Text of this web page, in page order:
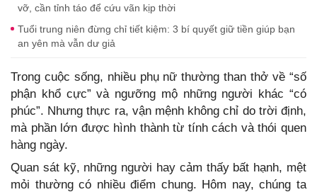
vỡ, cần tỉnh táo để cứu vãn kịp thời
Tuổi trung niên đừng chỉ tiết kiệm: 3 bí quyết giữ tiền giúp bạn
an yên mà vẫn dư giả
Trong cuộc sống, nhiều phụ nữ thường than thở về “số
phận khổ cực” và ngưỡng mộ những người khác “có
phúc”. Nhưng thực ra, vận mệnh không chỉ do trời định,
mà phần lớn được hình thành từ tính cách và thói quen
hàng ngày.
Quan sát kỹ, những người hay cảm thấy bất hạnh, mệt
mỏi thường có nhiều điểm chung. Hôm nay, chúng ta